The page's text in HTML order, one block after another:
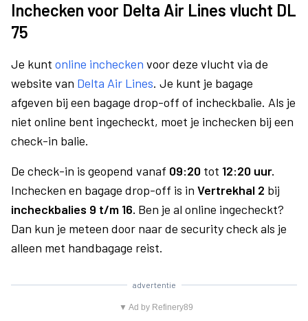
Inchecken voor Delta Air Lines vlucht DL
75
Je kunt online inchecken voor deze vlucht via de
website van Delta Air Lines. Je kunt je bagage
afgeven bij een bagage drop-off of incheckbalie. Als je
niet online bent ingecheckt, moet je inchecken bij een
check-in balie.
De check-in is geopend vanaf 09:20 tot 12:20 uur.
Inchecken en bagage drop-off is in Vertrekhal 2 bij
incheckbalies 9 t/m 16. Ben je al online ingecheckt?
Dan kun je meteen door naar de security check als je
alleen met handbagage reist.
advertentie
▼ Ad by Refinery89